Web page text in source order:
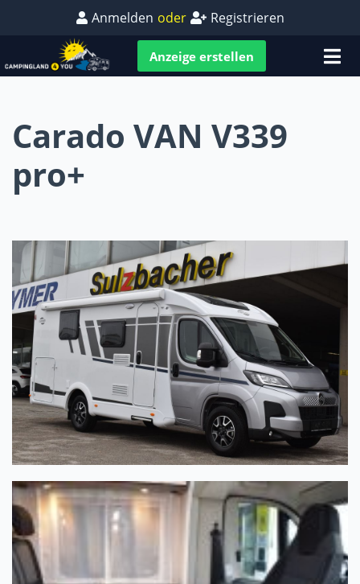
Anmelden oder Registrieren
Anzeige erstellen
Carado VAN V339
pro+